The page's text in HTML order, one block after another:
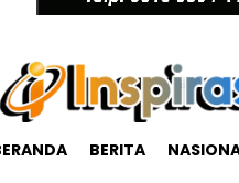
BERITA